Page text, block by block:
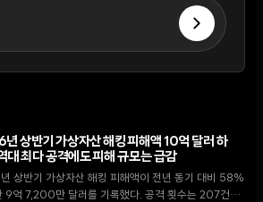
상반기 가상자산 해킹 피해액 10억 달러 하
대 최다 공격에도 피해 규모는 급감
상반기 가상자산 해킹 피해액이 전년 동기 대비 58%
9억 7,200만 달러를 기록했다. 공격 횟수는 207건으